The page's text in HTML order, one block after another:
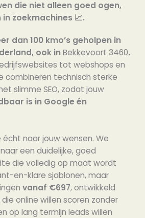
die niet alleen goed ogen,
zoekmachines 📈.
dan 100 kmo’s geholpen in
ook inBekkevoort 3460.
tot webshops en
combineren technisch sterke
slimme SEO, zodat jouw
is in Google én
écht naar jouw wensen. We
een duidelijke, goed
die volledig op maat wordt
en-klare sjablonen, maar
vanaf €697, ontwikkeld
online willen scoren zonder
op lang termijn leads willen